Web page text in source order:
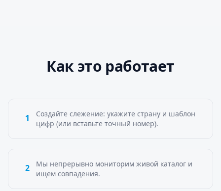
Как это работает
1
Создайте слежение: укажите страну и шаблон
цифр (или вставьте точный номер).
2
Мы непрерывно мониторим живой каталог и
ищем совпадения.